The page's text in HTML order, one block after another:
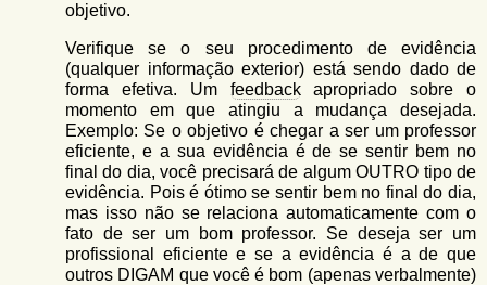
objetivo.
Verifique se o seu procedimento de evidência
(qualquer informação exterior) está sendo dado de
forma efetiva. Um feedbackapropriado sobre o
momento em que atingiu a mudança desejada.
Exemplo: Se o objetivo é chegar a ser um professor
eficiente, e a sua evidência é de se sentir bem no
final do dia, você precisará de algum OUTRO tipo de
evidência. Pois é ótimo se sentir bem no final do dia,
mas isso não se relaciona automaticamente com o
fato de ser um bom professor. Se deseja ser um
profissional eficiente e se a evidência é a de que
outros DIGAM que você é bom (apenas verbalmente)